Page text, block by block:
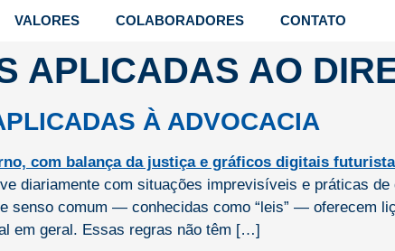
VALORES COLABORADORES CONTATO
APLICADAS AO
À ADVOCACIA
diariamente com situações imprevisíveis e práticas
senso comum — conhecidas como “leis” — oferecem
em geral. Essas regras não têm […]